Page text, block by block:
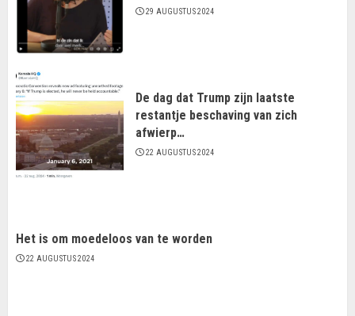
29 AUGUSTUS 2024
De dag dat Trump zijn laatste
restantje beschaving van zich
afwierp…
22 AUGUSTUS 2024
Het is om moedeloos van te worden
22 AUGUSTUS 2024